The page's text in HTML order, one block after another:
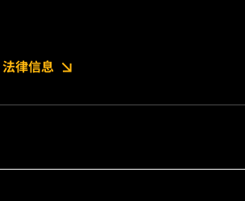
法律信息